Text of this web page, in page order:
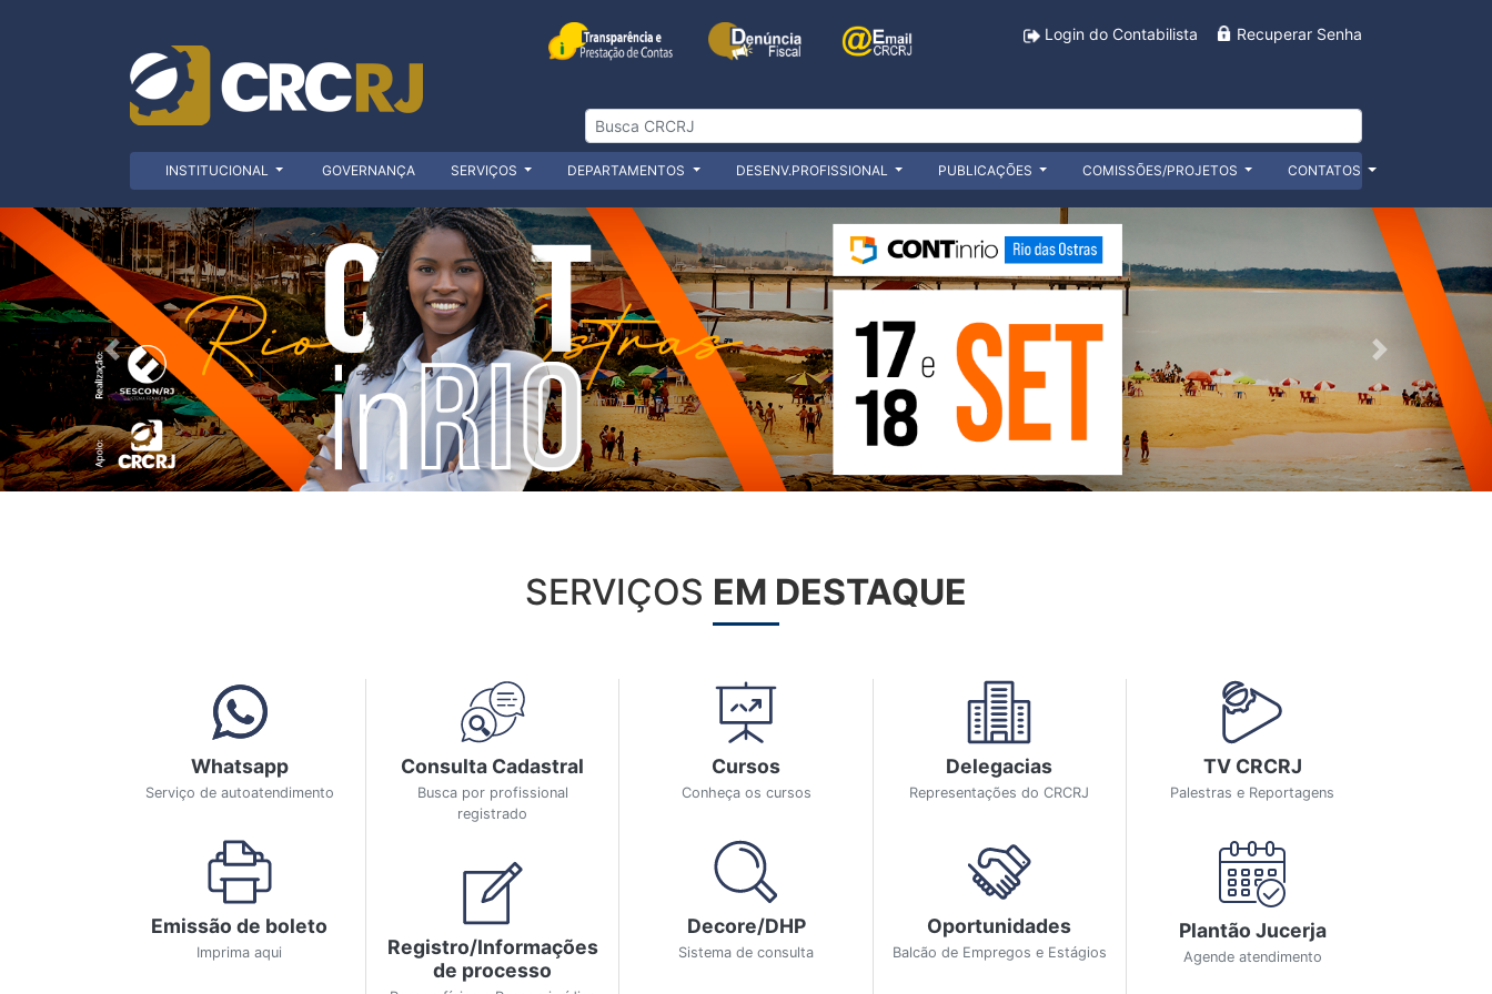
Login do Contabilista Recuperar Senha
INSTITUCIONAL GOVERNANÇA SERVIÇOS DEPARTAMENTOS DESENV.PROFISSIONAL PUBLICAÇÕES COMISSÕES/PROJETOS CONTATOS
Anterior Próximo
SERVIÇOS EM DESTAQUE
Whatsapp
Serviço de autoatendimento
Emissão de boleto
Imprima aqui
Consulta Cadastral
Busca por profissional
registrado
Registro/Informações
de processo
Cursos
Conheça os cursos
Decore/DHP
Sistema de consulta
Delegacias
Representações do CRCRJ
Oportunidades
Balcão de Empregos e Estágios
TV CRCRJ
Palestras e Reportagens
Plantão Jucerja
Agende atendimento